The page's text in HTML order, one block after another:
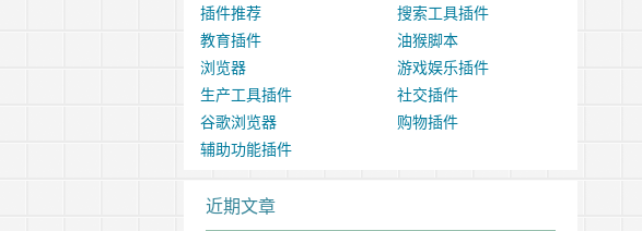
插件推荐
搜索工具插件
教育插件
油猴脚本
浏览器
游戏娱乐插件
生产工具插件
社交插件
谷歌浏览器
购物插件
辅助功能插件
近期文章